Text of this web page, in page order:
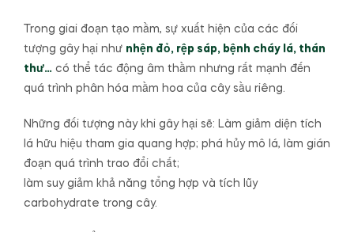
Trong giai đoạn tạo mầm, sự xuất hiện của các đối
tượng gây hại như nhện đỏ, rệp sáp, bệnh cháy lá, thán
thư… có thể tác động âm thầm nhưng rất mạnh đến
quá trình phân hóa mầm hoa của cây sầu riêng.
Những đối tượng này khi gây hại sẽ: Làm giảm diện tích
lá hữu hiệu tham gia quang hợp; phá hủy mô lá, làm gián
đoạn quá trình trao đổi chất;
làm suy giảm khả năng tổng hợp và tích lũy
carbohydrate trong cây.